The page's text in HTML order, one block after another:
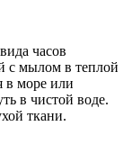
часов
с мылом в теплой
в море или
в чистой воде.
ткани.